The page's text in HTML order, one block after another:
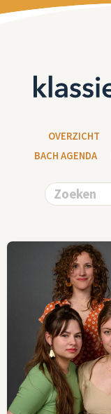
OVERZICHT
BACH AGENDA